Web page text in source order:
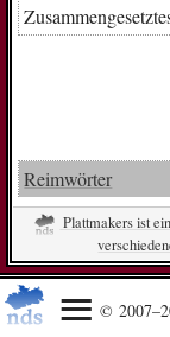
Reimwörter
Plattmakers ist
©